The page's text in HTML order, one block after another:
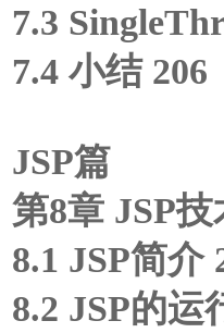
7.3
7.4 小结 206
JSP篇
第8章 JSP技
8.1 JSP简介
8.2 JSP的运